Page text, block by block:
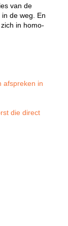
van de
de weg. En
in homo-
afspreken in
die direct